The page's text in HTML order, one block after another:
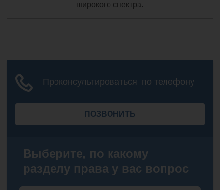
широкого спектра.